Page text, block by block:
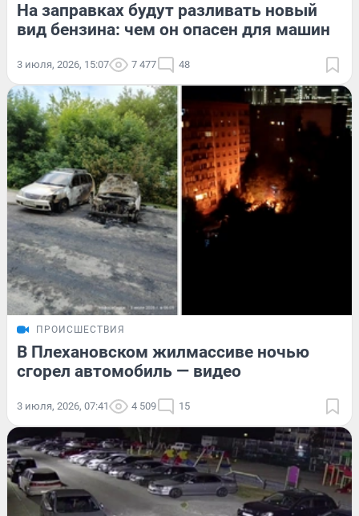
На заправках будут разливать новый
вид бензина: чем он опасен для машин
3 июля, 2026, 15:07 7 477 48
ПРОИСШЕСТВИЯ
В Плехановском жилмассиве ночью
сгорел автомобиль — видео
3 июля, 2026, 07:41 4 509 15